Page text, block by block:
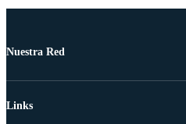
Nuestra Red
Links